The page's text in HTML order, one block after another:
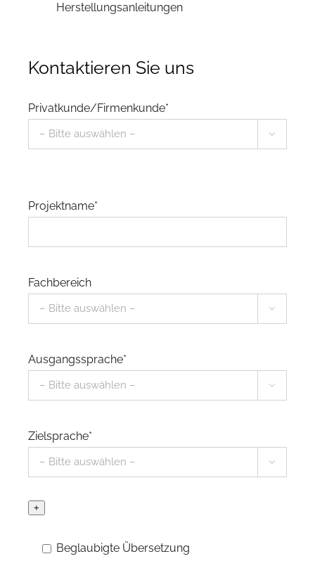
Herstellungsanleitungen
Kontaktieren Sie uns
Privatkunde/Firmenkunde*

Projektname*
Fachbereich

Ausgangssprache*

Zielsprache*

+
Beglaubigte Übersetzung